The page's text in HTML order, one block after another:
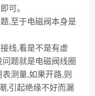
可。
,至于电磁阀本身是
线,看是不是有虚
题就是电磁阀线圈
测量,如果开路,则
,引起绝缘不好而漏